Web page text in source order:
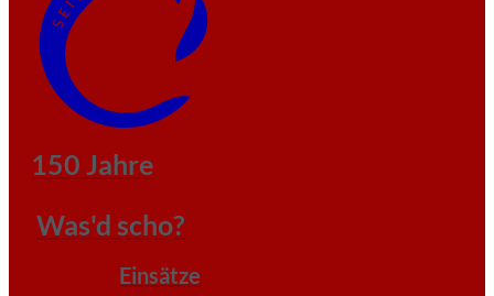
150 Jahre
Was'd scho?
Einsätze